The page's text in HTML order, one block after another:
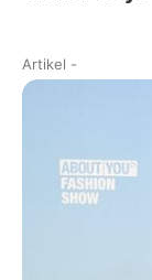
Artikel -